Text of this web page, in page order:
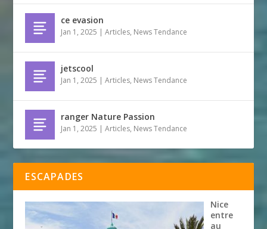
ce evasion
Jan 1, 2025 |Articles, News Tendance
jetscool
Jan 1, 2025 |Articles, News Tendance
ranger Nature Passion
Jan 1, 2025 |Articles, News Tendance
ESCAPADES
Nice
entre
au